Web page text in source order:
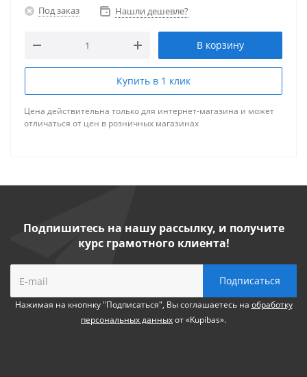
Под заказ Нашли дешевле?
В корзину
Купить в 1 клик
Цена действительна только для интернет-магазина и может
отличаться от цен в розничных магазинах
Подпишитесь на нашу рассылку, и получите
курс грамотного клиента!
Нажимая на кнопнку "Подписаться", Вы соглашаетесь на обработку
персональных данныхот «Kupibas».